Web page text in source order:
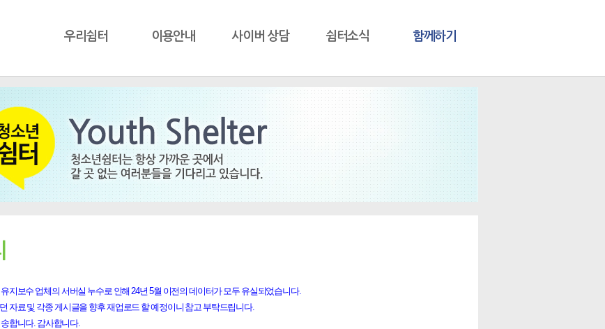
우리쉼터 이용안내 사이버 상담 쉼터소식 함께하기
지보수 업체의 서버실 누수로 인해 24년 5월 이전의 데이터가 모두 유실되었습니다.
자료 및 각종 게시글을 향후 재업로드 할 예정이니 참고 부탁드립니다.
합니다. 감사합니다.